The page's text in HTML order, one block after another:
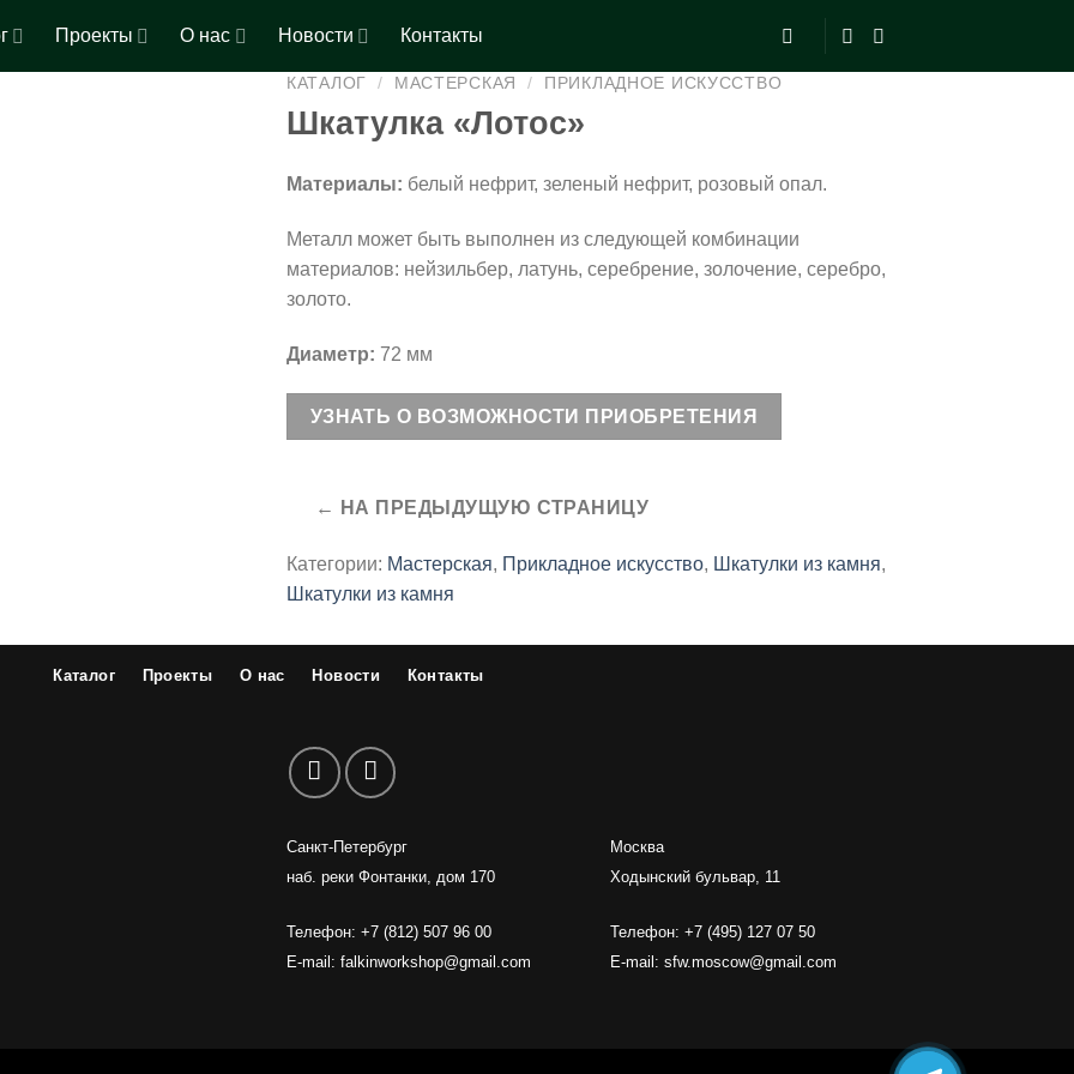
Проекты О нас Новости Контакты
КАТАЛОГ / МАСТЕРСКАЯ / ПРИКЛАДНОЕ ИСКУССТВО
Шкатулка «Лотос»
Материалы: белый нефрит, зеленый нефрит, розовый опал.
Металл может быть выполнен из следующей комбинации
материалов: нейзильбер, латунь, серебрение, золочение, серебро,
золото.
Диаметр: 72 мм
УЗНАТЬ О ВОЗМОЖНОСТИ ПРИОБРЕТЕНИЯ
Категории: Мастерская, Прикладное искусство, Шкатулки из камня,
Шкатулки из камня
Каталог Проекты О нас Новости Контакты
Санкт-Петербург
наб. реки Фонтанки, дом 170
Телефон: +7 (812) 507 96 00
E-mail: falkinworkshop@gmail.com
Москва
Ходынский бульвар, 11
Телефон: +7 (495) 127 07 50
E-mail: sfw.moscow@gmail.com